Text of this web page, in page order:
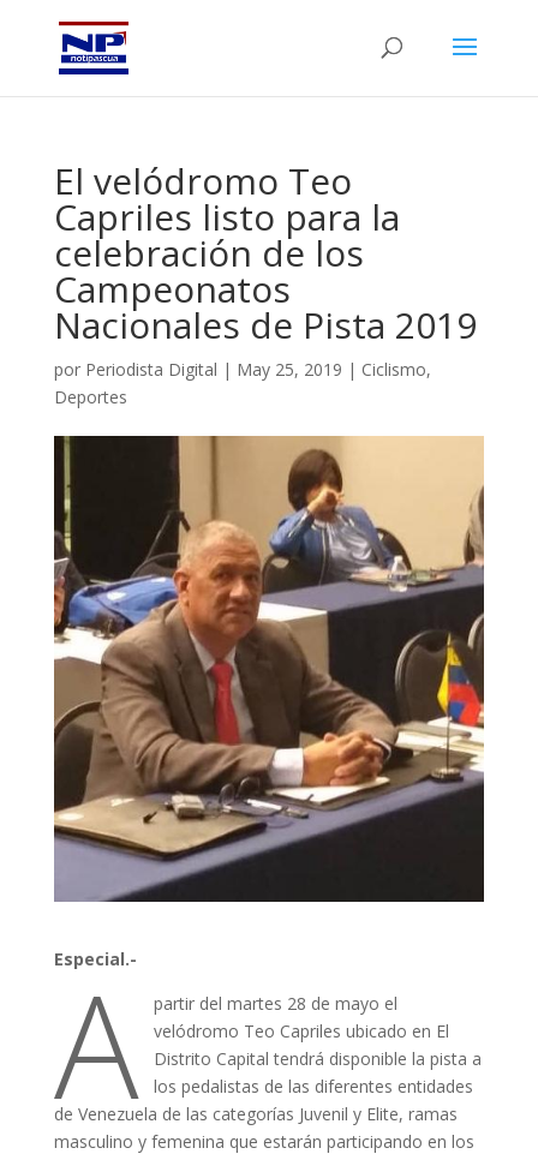
El velódromo Teo
Capriles listo para la
celebración de los
Campeonatos
Nacionales de Pista 2019
por Periodista Digital | May 25, 2019 | Ciclismo,
Deportes
Especial.-
A
partir del martes 28 de mayo el
velódromo Teo Capriles ubicado en El
Distrito Capital tendrá disponible la pista a
los pedalistas de las diferentes entidades
de Venezuela de las categorías Juvenil y Elite, ramas
masculino y femenina que estarán participando en los